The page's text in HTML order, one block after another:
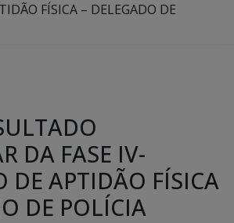
FÍSICA – DELEGADO DE
DA FASE IV-
DE APTIDÃO FÍSICA
DE POLÍCIA